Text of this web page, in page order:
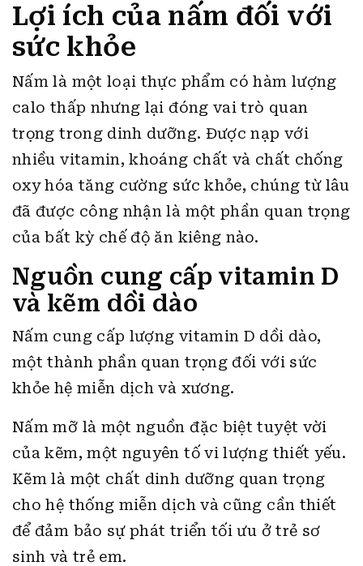
Lợi ích của nấm đối với
sức khỏe
Nấm là một loại thực phẩm có hàm lượng
calo thấp nhưng lại đóng vai trò quan
trọng trong dinh dưỡng. Được nạp với
nhiều vitamin, khoáng chất và chất chống
oxy hóa tăng cường sức khỏe, chúng từ lâu
đã được công nhận là một phần quan trọng
của bất kỳ chế độ ăn kiêng nào.
Nguồn cung cấp vitamin D
và kẽm dồi dào
Nấm cung cấp lượng vitamin D dồi dào,
một thành phần quan trọng đối với sức
khỏe hệ miễn dịch và xương.
Nấm mỡ là một nguồn đặc biệt tuyệt vời
của kẽm, một nguyên tố vi lượng thiết yếu.
Kẽm là một chất dinh dưỡng quan trọng
cho hệ thống miễn dịch và cũng cần thiết
để đảm bảo sự phát triển tối ưu ở trẻ sơ
sinh và trẻ em.